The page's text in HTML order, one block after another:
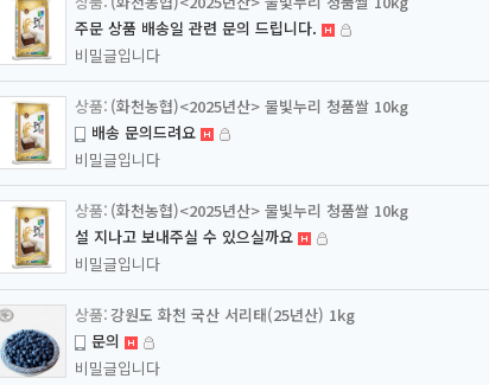
주문 상품 배송일 관련 문의 드립니다.
비밀글입니다
(화천농협)<2025년산> 물빛누리 청품쌀 10kg
배송 문의드려요
비밀글입니다
(화천농협)<2025년산> 물빛누리 청품쌀 10kg
설 지나고 보내주실 수 있으실까요
비밀글입니다
강원도 화천 국산 서리태(25년산) 1kg
문의
비밀글입니다